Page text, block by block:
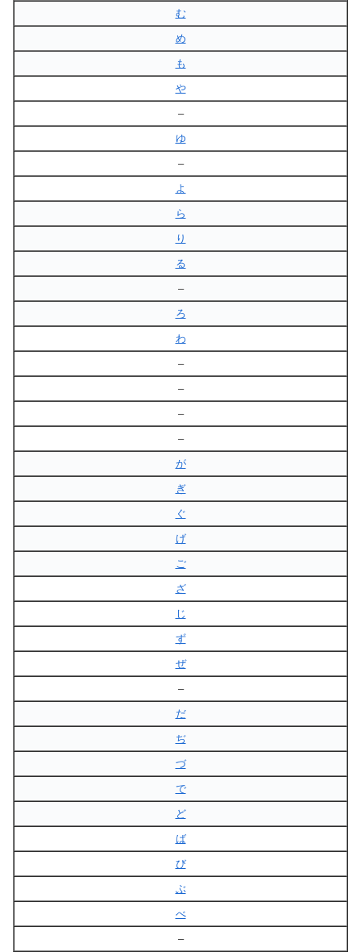
む
め
も
や
–
ゆ
–
よ
ら
り
る
–
ろ
わ
–
–
–
–
が
ぎ
ぐ
げ
ご
ざ
じ
ず
ぜ
–
だ
ぢ
づ
で
ど
ば
び
ぶ
べ
–